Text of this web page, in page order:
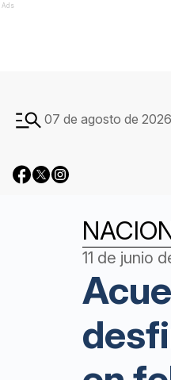
Ads
07 de agosto de 2026
11 de junio